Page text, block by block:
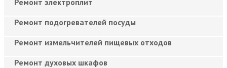
Ремонт подогревателей посуды
Ремонт измельчителей пищевых отходов
Ремонт духовых шкафов